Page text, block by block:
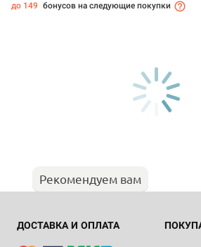
до 149 бонусов на следующие покупки
Рекомендуем вам
ДОСТАВКА И ОПЛАТА